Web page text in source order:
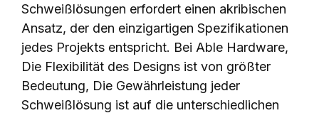
Schweißlösungen erfordert einen akribischen
Ansatz, der den einzigartigen Spezifikationen
jedes Projekts entspricht. Bei Able Hardware,
Die Flexibilität des Designs ist von größter
Bedeutung, Die Gewährleistung jeder
Schweißlösung ist auf die unterschiedlichen